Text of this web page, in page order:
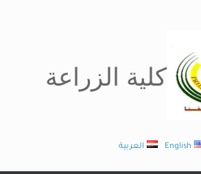
كلية الزراعة
العربية English